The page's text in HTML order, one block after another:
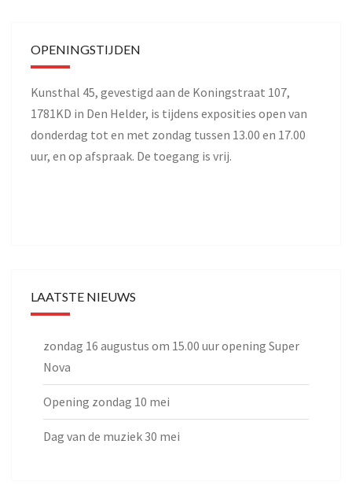
OPENINGSTIJDEN
Kunsthal 45, gevestigd aan de Koningstraat 107,
1781KD in Den Helder, is tijdens exposities open van
donderdag tot en met zondag tussen 13.00 en 17.00
uur, en op afspraak. De toegang is vrij.
LAATSTE NIEUWS
zondag 16 augustus om 15.00 uur opening Super
Nova
Opening zondag 10 mei
Dag van de muziek 30 mei